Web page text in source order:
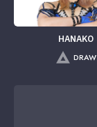
HANAKO
DRAW